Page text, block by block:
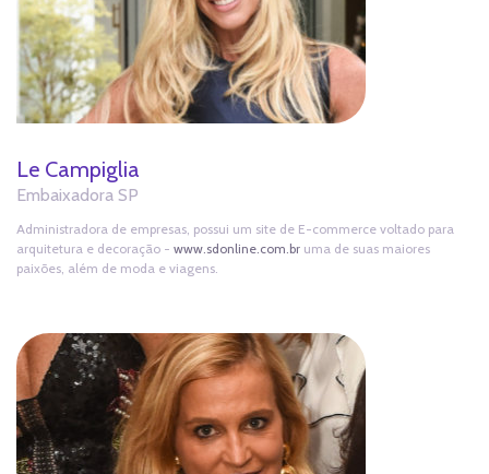
Le Campiglia
Embaixadora SP
Administradora de empresas, possui um site de E-commerce voltado para
arquitetura e decoração - www.sdonline.com.br uma de suas maiores
paixões, além de moda e viagens.